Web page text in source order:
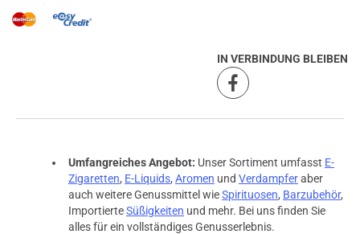
IN VERBINDUNG BLEIBEN
Umfangreiches Angebot: Unser Sortiment umfasst E-
Zigaretten, E-Liquids, Aromen und Verdampferaber
auch weitere Genussmittel wieSpirituosen, Barzubehör,
ImportierteSüßigkeiten und mehr. Bei uns finden Sie
alles für ein vollständiges Genusserlebnis.